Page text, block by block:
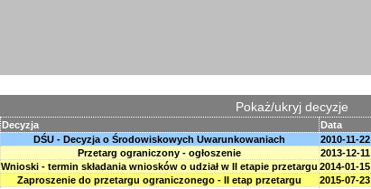
Pokaż/ukryj decyzje
Decyzja Data
DŚU - Decyzja o Środowiskowych Uwarunkowaniach
2010-11-22
Przetarg ograniczony - ogłoszenie 2013-12-11
Wnioski - termin składania wniosków o udział w II etapie przetargu 2014-01-15
Zaproszenie do przetargu ograniczonego - II etap przetargu 2015-07-23